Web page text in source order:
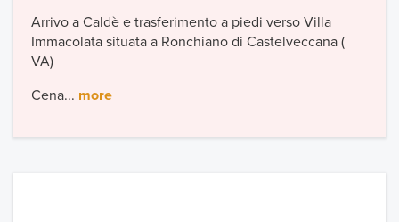
Arrivo a Caldè e trasferimento a piedi verso Villa
Immacolata situata a Ronchiano di Castelveccana (
VA)
Cena... more